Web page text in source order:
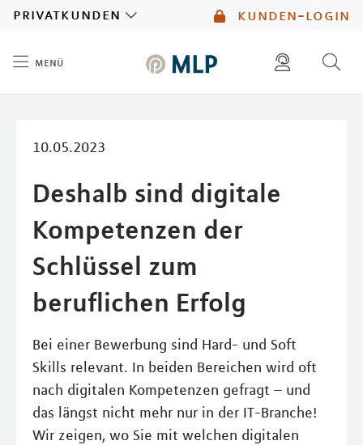
kunden-login
privatkunden
menü
10.05.2023
Deshalb sind digitale
Kompetenzen der
Schlüssel zum
beruflichen Erfolg
Bei einer Bewerbung sind Hard- und Soft
Skills relevant. In beiden Bereichen wird oft
nach digitalen Kompetenzen gefragt – und
das längst nicht mehr nur in der IT-Branche!
Wir zeigen, wo Sie mit welchen digitalen